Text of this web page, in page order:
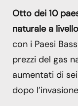
Otto dei 10
naturale a
con i Paesi
prezzi del gas
aumentati di
dopo